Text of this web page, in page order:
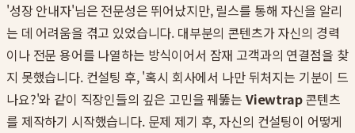
'성장 안내자'님은 전문성은 뛰어났지만, 릴스를 통해 자신을 알리
는 데 어려움을 겪고 있었습니다. 대부분의 콘텐츠가 자신의 경력
이나 전문 용어를 나열하는 방식이어서 잠재 고객과의 연결점을 찾
지 못했습니다. 컨설팅 후, '혹시 회사에서 나만 뒤처지는 기분이 드
나요?'와 같이 직장인들의 깊은 고민을 꿰뚫는 Viewtrap콘텐츠
를 제작하기 시작했습니다. 문제 제기 후, 자신의 컨설팅이 어떻게